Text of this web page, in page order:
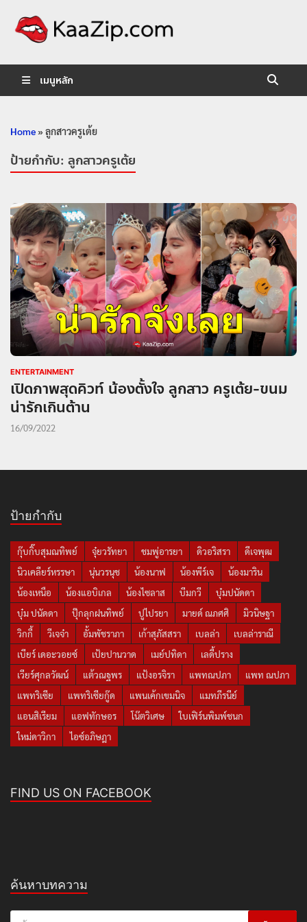
เมนูหลัก
Home»ลูกสาวครูเต้ย
ป้ายกำกับ: ลูกสาวครูเต้ย
ENTERTAINMENT
เปิดภาพสุดคิวท์ น้องตั้งใจ ลูกสาว ครูเต้ย-ขนม
น่ารักเกินต้าน
16/09/2022
ป้ายกำกับ
กุ๊บกิ๊บสุมณทิพย์ จุ๋ยวรัทยา ชมพู่อารยา ดิวอริสรา
ดีเจพุฒ
นิวเคลียร์หรรษา
นุ่นวรนุช น้องนาฟ น้องพีร์เจ
น้องมาริน
น้องเหนือ
น้องแอบิเกล น้องไซลาส บีมกวี
บุ๋มปนัดดา
บุ๋ม ปนัดดา
ปุ๊กลุกฝนทิพย์ ปูไปรยา มายด์ ณภศศิ
มิวนิษฐา
วิกกี้
วีเจจ๋า อั้มพัชราภา เก้าสุภัสสรา เบลล่า
เบลล่าราณี
เบียร์ เดอะวอยซ์
เป้ยปานวาด เมย์ปทิดา
เลดี้ปราง
เวียร์ศุกลวัฒน์
แต้วณฐพร แป้งอรจิรา แพทณปภา
แพท ณปภา
แพทริเซีย
แพทริเซียกู๊ด แพนเค้กเขมนิจ
แมทภีรนีย์
แอนสิเรียม
แอฟทักษอร โน๊ตวิเศษ
ใบเฟิร์นพิมพ์ชนก
ใหม่ดาวิกา
ไอซ์อภิษฎา
FIND US ON FACEBOOK
ค้นหาบทความ